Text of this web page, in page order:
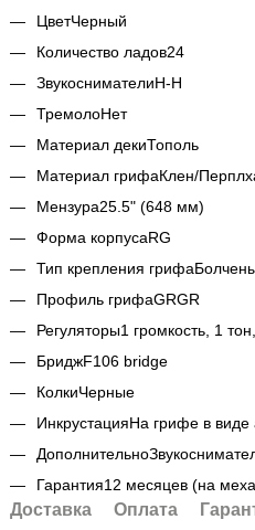
ЦветЧерный
Количество ладов24
ЗвукоснимателиH-H
ТремолоНет
Материал декиТополь
Материал грифаКлен/
Мензура25.5" (648 мм)
Форма корпусаRG
Тип крепления грифа
Профиль грифаGRGR
Регуляторы1 громкость, 1
БриджF106 bridge
КолкиЧерные
ИнкрустацияНа грифе в виде
Дополнительно
Гарантия12 месяцев (на
Доставка Оплата